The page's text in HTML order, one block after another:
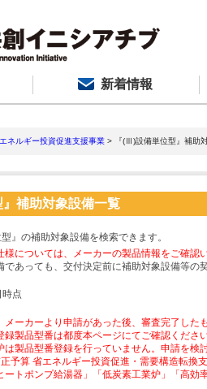
新着情報
ネルギー投資促進支援事業 > 『(Ⅲ)設備単位型』補助
補助対象設備一覧
』の補助対象設備を検索できます。
については、メーカーの製品情報をご確認
あっても、交付決定前に補助対象設備等の
点
ーカーより申請があった後、審査完了した
録製品型番は都度本ページにてご確認くださ
製品型番登録を行っていません。申請を検
予算 省エネルギー投資促進・需要構造転換
ートポンプ給湯器」「低炭素工業炉」「高